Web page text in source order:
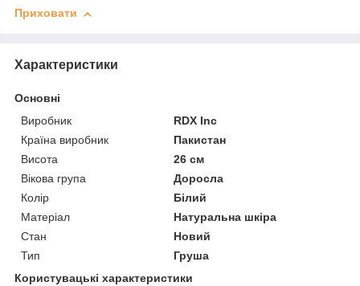
Приховати
Характеристики
Основні
Виробник
RDX Inc
Країна виробник
Пакистан
Висота
26 см
Вікова група
Доросла
Колір
Білий
Матеріал
Натуральна шкіра
Стан
Новий
Тип
Груша
Користувацькі характеристики